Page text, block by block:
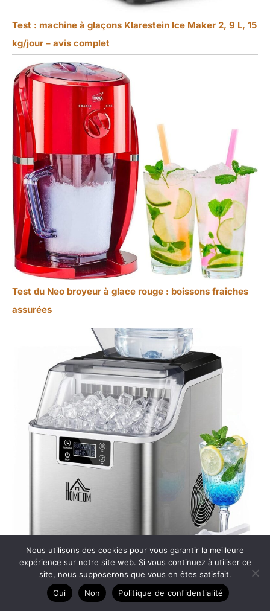
Test : machine à glaçons Klarestein Ice Maker 2, 9 L, 15
kg/jour – avis complet
Test du Neo broyeur à glace rouge : boissons fraîches
assurées
Test : machine à glaçons HOMCOM 20 kg/24h en inox
Nous utilisons des cookies pour vous garantir la meilleure
expérience sur notre site web. Si vous continuez à utiliser ce
site, nous supposerons que vous en êtes satisfait.
Oui
Non Politique de confidentialité